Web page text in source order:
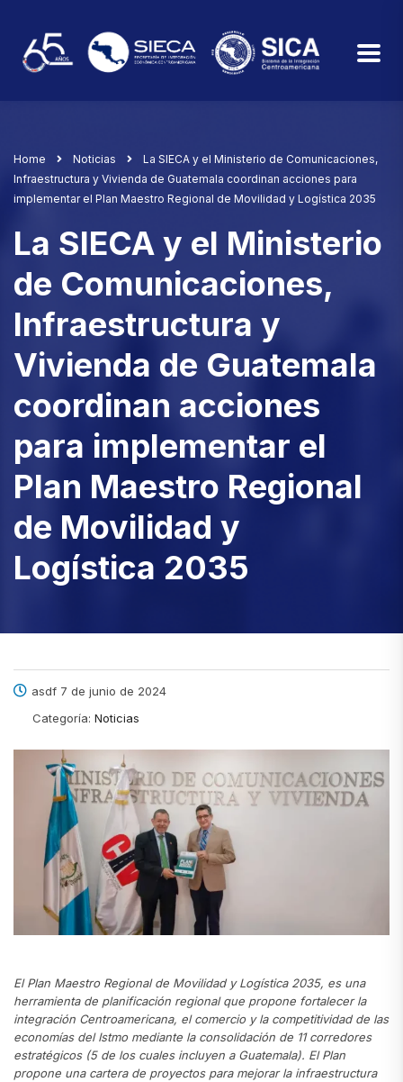
Home Noticias
La SIECA y el Ministerio de Comunicaciones,
Infraestructura y Vivienda de Guatemala coordinan acciones para
implementar el Plan Maestro Regional de Movilidad y Logística 2035
La SIECA y el Ministerio
de Comunicaciones,
Infraestructura y
Vivienda de Guatemala
coordinan acciones
para implementar el
Plan Maestro Regional
de Movilidad y
Logística 2035
asdf 7 de junio de 2024
Categoría: Noticias
El Plan Maestro Regional de Movilidad y Logística 2035, es una
herramienta de planificación regional que propone fortalecer la
integración Centroamericana, el comercio y la competitividad de las
economías del Istmo mediante la consolidación de 11 corredores
estratégicos (5 de los cuales incluyen a Guatemala). El Plan
propone una cartera de proyectos para mejorar la infraestructura